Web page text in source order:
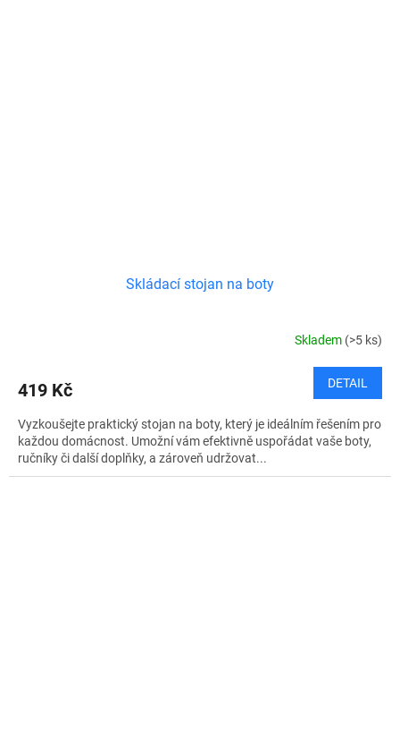
Skládací stojan na boty
Skladem (>5 ks)
419 Kč DETAIL
Vyzkoušejte praktický stojan na boty, který je ideálním řešením pro
každou domácnost. Umožní vám efektivně uspořádat vaše boty,
ručníky či další doplňky, a zároveň udržovat...